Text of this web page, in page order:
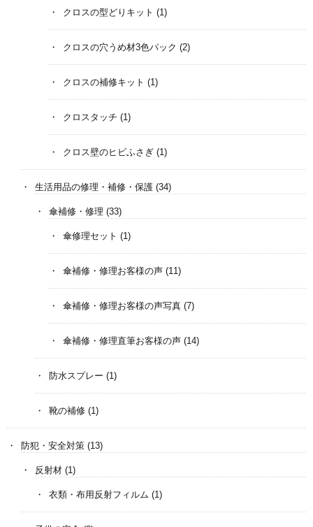
クロスの型どりキット (1)
クロスの穴うめ材3色パック (2)
クロスの補修キット (1)
クロスタッチ (1)
クロス壁のヒビふさぎ (1)
生活用品の修理・補修・保護 (34)
傘補修・修理 (33)
傘修理セット (1)
傘補修・修理お客様の声 (11)
傘補修・修理お客様の声写真 (7)
傘補修・修理直筆お客様の声 (14)
防水スプレー (1)
靴の補修 (1)
防犯・安全対策 (13)
反射材 (1)
衣類・布用反射フィルム (1)